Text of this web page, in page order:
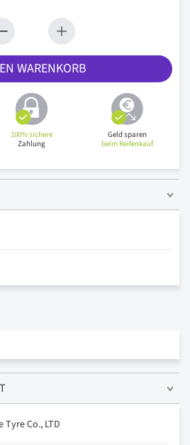
WARENKORB
100% sichere
Zahlung
Geld sparen
beim Reifenkauf
Tyre Co., LTD